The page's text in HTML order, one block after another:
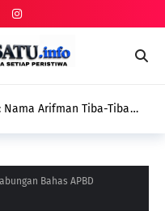
Nama Arifman Tiba-Tiba
Bahas APBD